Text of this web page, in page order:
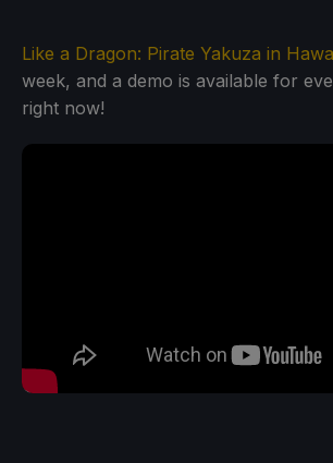
Like a Dragon: Pirate Yakuza in
week, and a demo is available for
right now!